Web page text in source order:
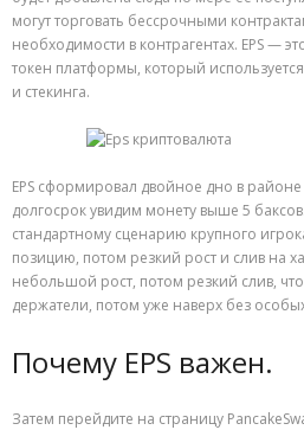
могут торговать бессрочными
необходимости в контрагентах. EPS —
токен платформы, который
и стекинга.
EPS сформировал двойное дно в
долгосрок увидим монету выше 5
стандартному сценарию крупного
позицию, потом резкий рост и слив на
небольшой рост, потом резкий слив,
держатели, потом уже наверх без
Почему EPS важен.
Затем перейдите на страницу